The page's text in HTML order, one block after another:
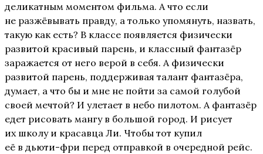
деликатным моментом фильма. А что если
не разжёвывать правду, а только упомянуть, назвать,
такую как есть? В классе появляется физически
развитой красивый парень, и классный фантазёр
заражается от него верой в себя. А физически
развитой парень, поддерживая талант фантазёра,
думает, а что бы и мне не пойти за самой голубой
своей мечтой? И улетает в небо пилотом. А фантазёр
едет рисовать мангу в большой город. И рисует
их школу и красавца Ли. Чтобы тот купил
её в дьюти-фри перед отправкой в очередной рейс.